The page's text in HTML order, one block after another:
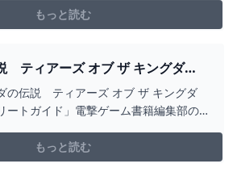
もっと読む
ティアーズ オブ ザ キングダ
ートガイド」電撃ゲーム書籍編
本] - KADOKAWA
の伝説 ティアーズ オブ ザ キングダ
トガイド」電撃ゲーム書籍編集部の
要素徹底解説！ 電撃の『ティアキン』
もっと読む